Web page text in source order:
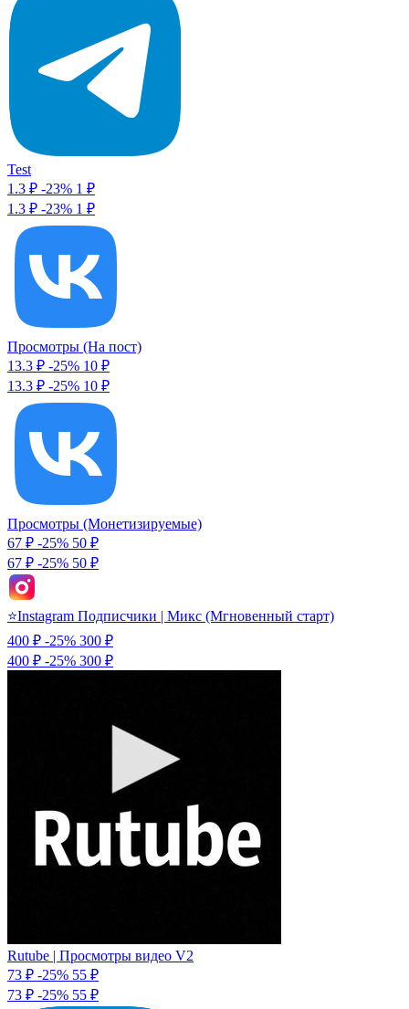
Test
1.3 ₽ -23% 1 ₽
1.3 ₽ -23% 1 ₽
Просмотры (На пост)
13.3 ₽ -25% 10 ₽
13.3 ₽ -25% 10 ₽
Просмотры (Монетизируемые)
67 ₽ -25% 50 ₽
67 ₽ -25% 50 ₽
⭐Instagram Подписчики | Микс (Мгновенный старт)
400 ₽ -25% 300 ₽
400 ₽ -25% 300 ₽
Rutube | Просмотры видео V2
73 ₽ -25% 55 ₽
73 ₽ -25% 55 ₽